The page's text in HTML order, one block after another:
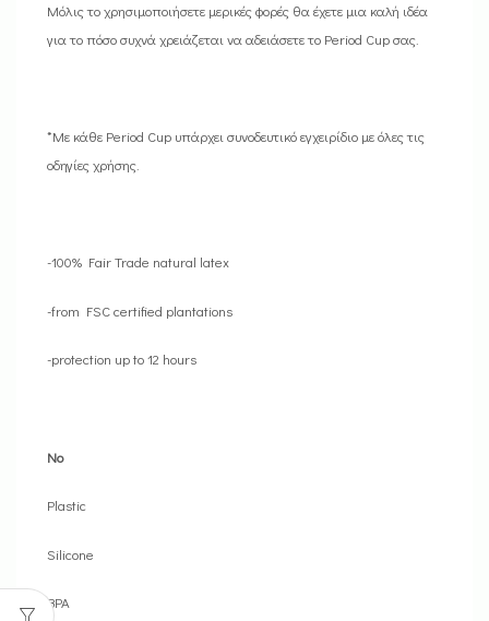
Μόλις το χρησιμοποιήσετε μερικές φορές θα έχετε μια καλή ιδέα
για το πόσο συχνά χρειάζεται να αδειάσετε το Period Cup σας.
*Με κάθε Period Cup υπάρχει συνοδευτικό εγχειρίδιο με όλες τις
οδηγίες χρήσης.
-100% Fair Trade natural latex
-from FSC certified plantations
-protection up to 12 hours
No
Plastic
Silicone
BPA